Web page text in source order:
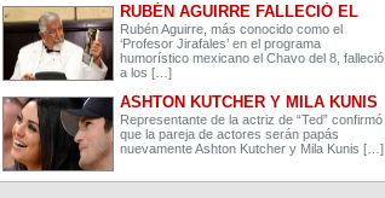
RUBÉN AGUIRRE FALLECIÓ EL
PROFESOR JIRAFALES DE EL
CHAVO DEL 8
Rubén Aguirre, más conocido como el
‘Profesor Jirafales’ en el programa
humorístico mexicano el Chavo del 8, falleció
a los […]
ASHTON KUTCHER Y MILA KUNIS
ESPERAN A SU SEGUNDO HIJO
Representante de la actriz de “Ted” confirmó
que la pareja de actores serán papás
nuevamente Ashton Kutcher y Mila Kunis […]